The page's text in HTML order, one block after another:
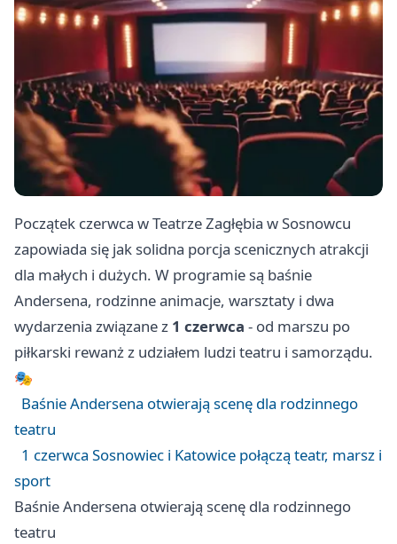
Początek czerwca w Teatrze Zagłębia w Sosnowcu
zapowiada się jak solidna porcja scenicznych atrakcji
dla małych i dużych. W programie są baśnie
Andersena, rodzinne animacje, warsztaty i dwa
wydarzenia związane z 1 czerwca - od marszu po
piłkarski rewanż z udziałem ludzi teatru i samorządu.
🎭
Baśnie Andersena otwierają scenę dla rodzinnego
teatru
1 czerwca Sosnowiec i Katowice połączą teatr, marsz i
sport
Baśnie Andersena otwierają scenę dla rodzinnego
teatru